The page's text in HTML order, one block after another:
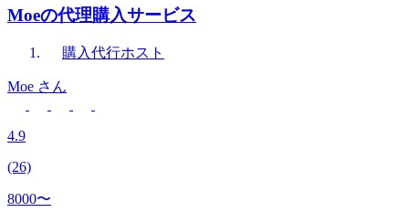
Moeの代理購入サービス
購入代行ホスト
Moe さん
4.9
(26)
8000〜